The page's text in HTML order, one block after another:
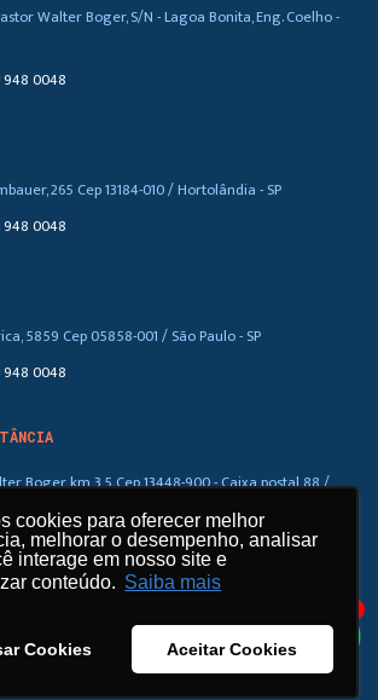
cookies para oferecer melhor
melhorar o desempenho, analisar
interage em nosso site e
conteúdo. Saiba mais
Cookies Aceitar Cookies
cookies para oferecer melhor
melhorar o desempenho, analisar
interage em nosso site e
conteúdo. Saiba mais
Cookies Aceitar Cookies
Walter Boger, S/N - Lagoa Bonita, Eng. Coelho -
0048
265 Cep 13184-010 / Hortolândia - SP
0048
5859 Cep 05858-001 / São Paulo - SP
0048
Boger, km 3,5 Cep 13448-900 - Caixa postal 88 /
0048